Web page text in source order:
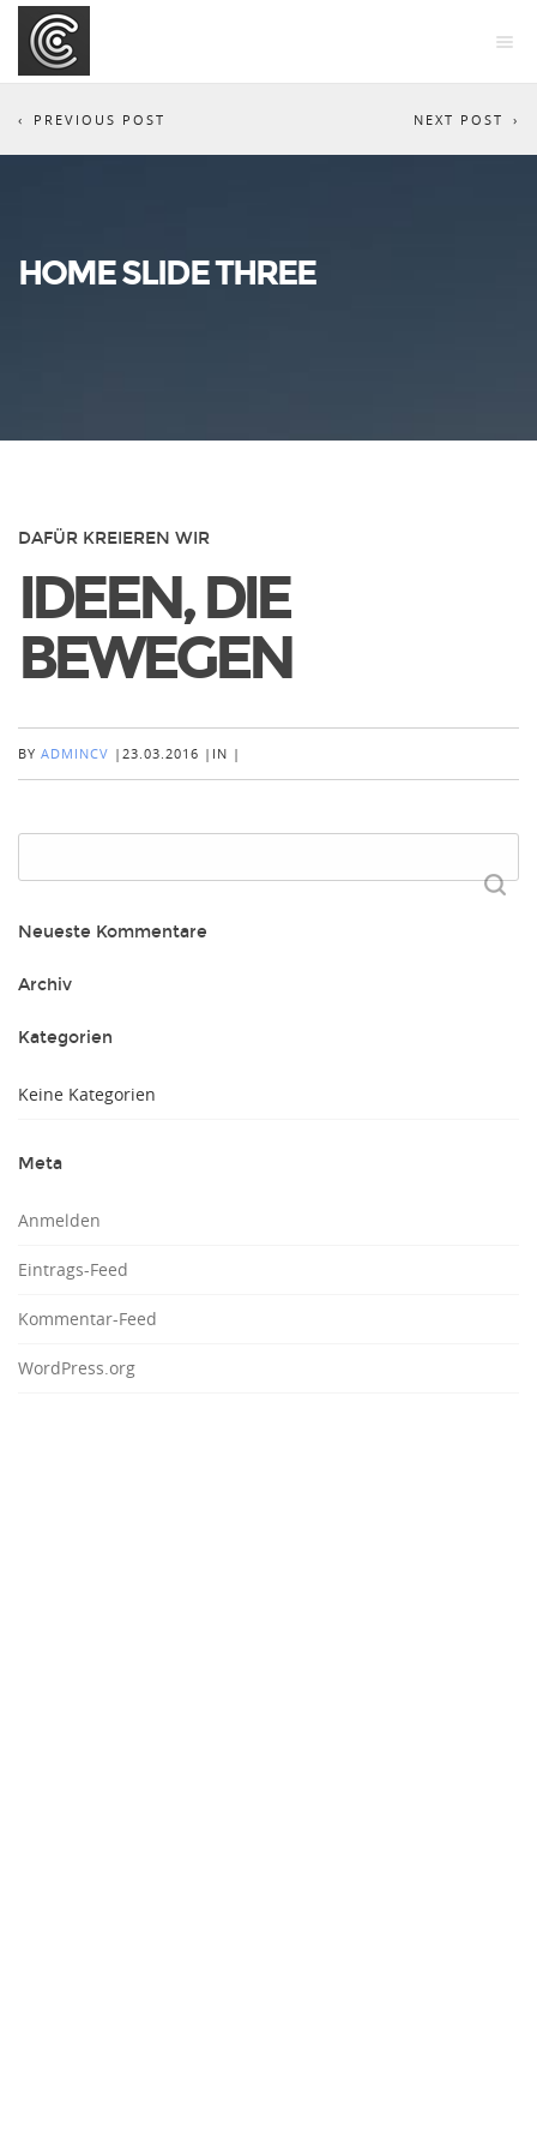
NEXT POST
PREVIOUS POST
HOME SLIDE THREE
DAFÜR KREIEREN WIR
IDEEN, DIE
BEWEGEN
BY ADMINCV | 23.03.2016 | IN |
nach:
Neueste Kommentare
Archiv
Kategorien
Keine Kategorien
Meta
Anmelden
Eintrags-Feed
Kommentar-Feed
WordPress.org